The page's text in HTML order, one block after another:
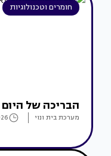
חומרים וטכנולוגיות
הבריכה של
מערכת בית ונוי